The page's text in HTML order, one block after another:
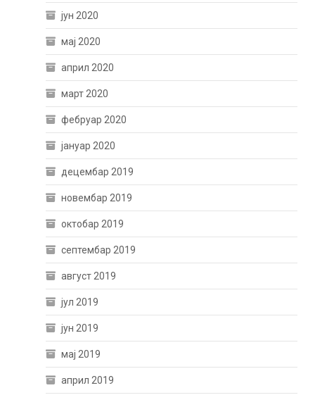
јун 2020
мај 2020
април 2020
март 2020
фебруар 2020
јануар 2020
децембар 2019
новембар 2019
октобар 2019
септембар 2019
август 2019
јул 2019
јун 2019
мај 2019
април 2019